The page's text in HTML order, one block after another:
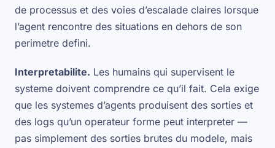
de processus et des voies d’escalade claires lorsque
l’agent rencontre des situations en dehors de son
perimetre defini.
Interpretabilite. Les humains qui supervisent le
systeme doivent comprendre ce qu’il fait. Cela exige
que les systemes d’agents produisent des sorties et
des logs qu’un operateur forme peut interpreter —
pas simplement des sorties brutes du modele, mais